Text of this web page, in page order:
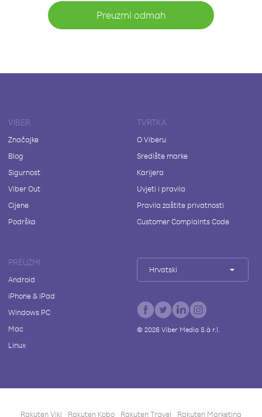
Preuzmi odmah
VIBER
Značajke
Blog
Sigurnost
Viber Out
Cijene
Podrška
TVRTKA
O Viberu
Središte marke
Karijera
Uvjeti i pravila
Pravila zaštite privatnosti
Customer Complaints Code
PREUZMI
Android
iPhone & iPad
Windows PC
Mac
Linux
Hrvatski
© 2026Viber Media S.à r.l.
Rakuten Viki Rakuten Kobo Rakuten Travel Rakuten Marketing